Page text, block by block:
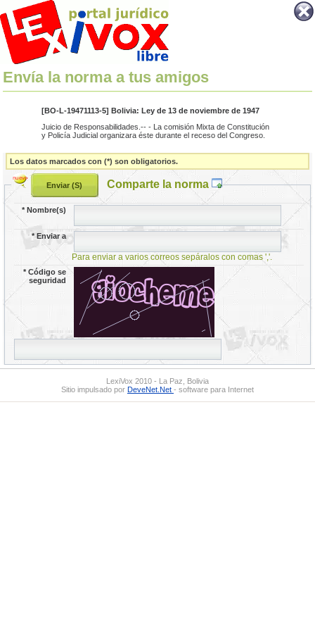
Envía la norma a tus amigos
[BO-L-19471113-5] Bolivia: Ley de 13 de noviembre de 1947
Juicio de Responsabilidades.-- - La comisión Mixta de Constitución
y Policía Judicial organizara éste durante el receso del Congreso.
Los datos marcados con (*) son obligatorios.
Comparte la norma
*Nombre(s)
*Enviar a
Para enviar a varios correos sepáralos con comas ','.
*Código se
seguridad
LexiVox 2010 - La Paz, Bolivia
Sitio impulsado por DeveNet.Net - software para Internet